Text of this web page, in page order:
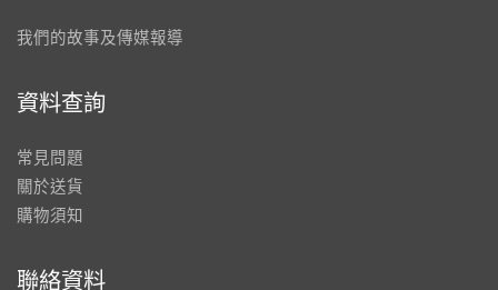
我們的故事及傳媒報導
資料查詢
常見問題
關於送貨
購物須知
聯絡資料